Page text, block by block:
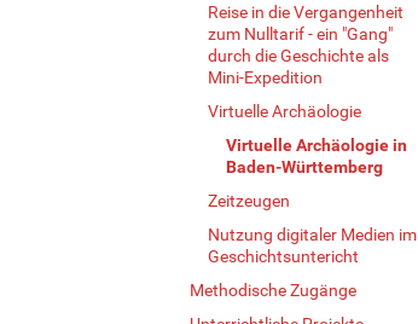
Reise in die Vergangenheit
zum Nulltarif - ein "Gang"
durch die Geschichte als
Mini-Expedition
Virtuelle Archäologie
Virtuelle Archäologie in
Baden-Württemberg
Zeitzeugen
Nutzung digitaler Medien im
Geschichtsuntericht
Methodische Zugänge